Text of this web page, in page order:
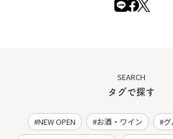
SEARCH
タグで探す
NEW OPEN お酒・ワイン